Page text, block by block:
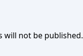
will not be published.